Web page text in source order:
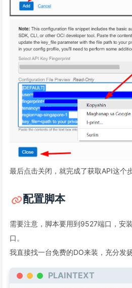
最后点击关闭，就完成了获取API这个步
配置脚本
需要注意，脚本要用到9527端口，安
口。
我直接找一台免费的DO来装，充分发
PLAINTEXT